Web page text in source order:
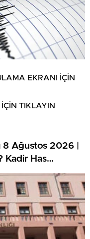
EKRANI İÇİN
TIKLAYIN
8 Ağustos 2026 |
Kadir Has
duyurusu